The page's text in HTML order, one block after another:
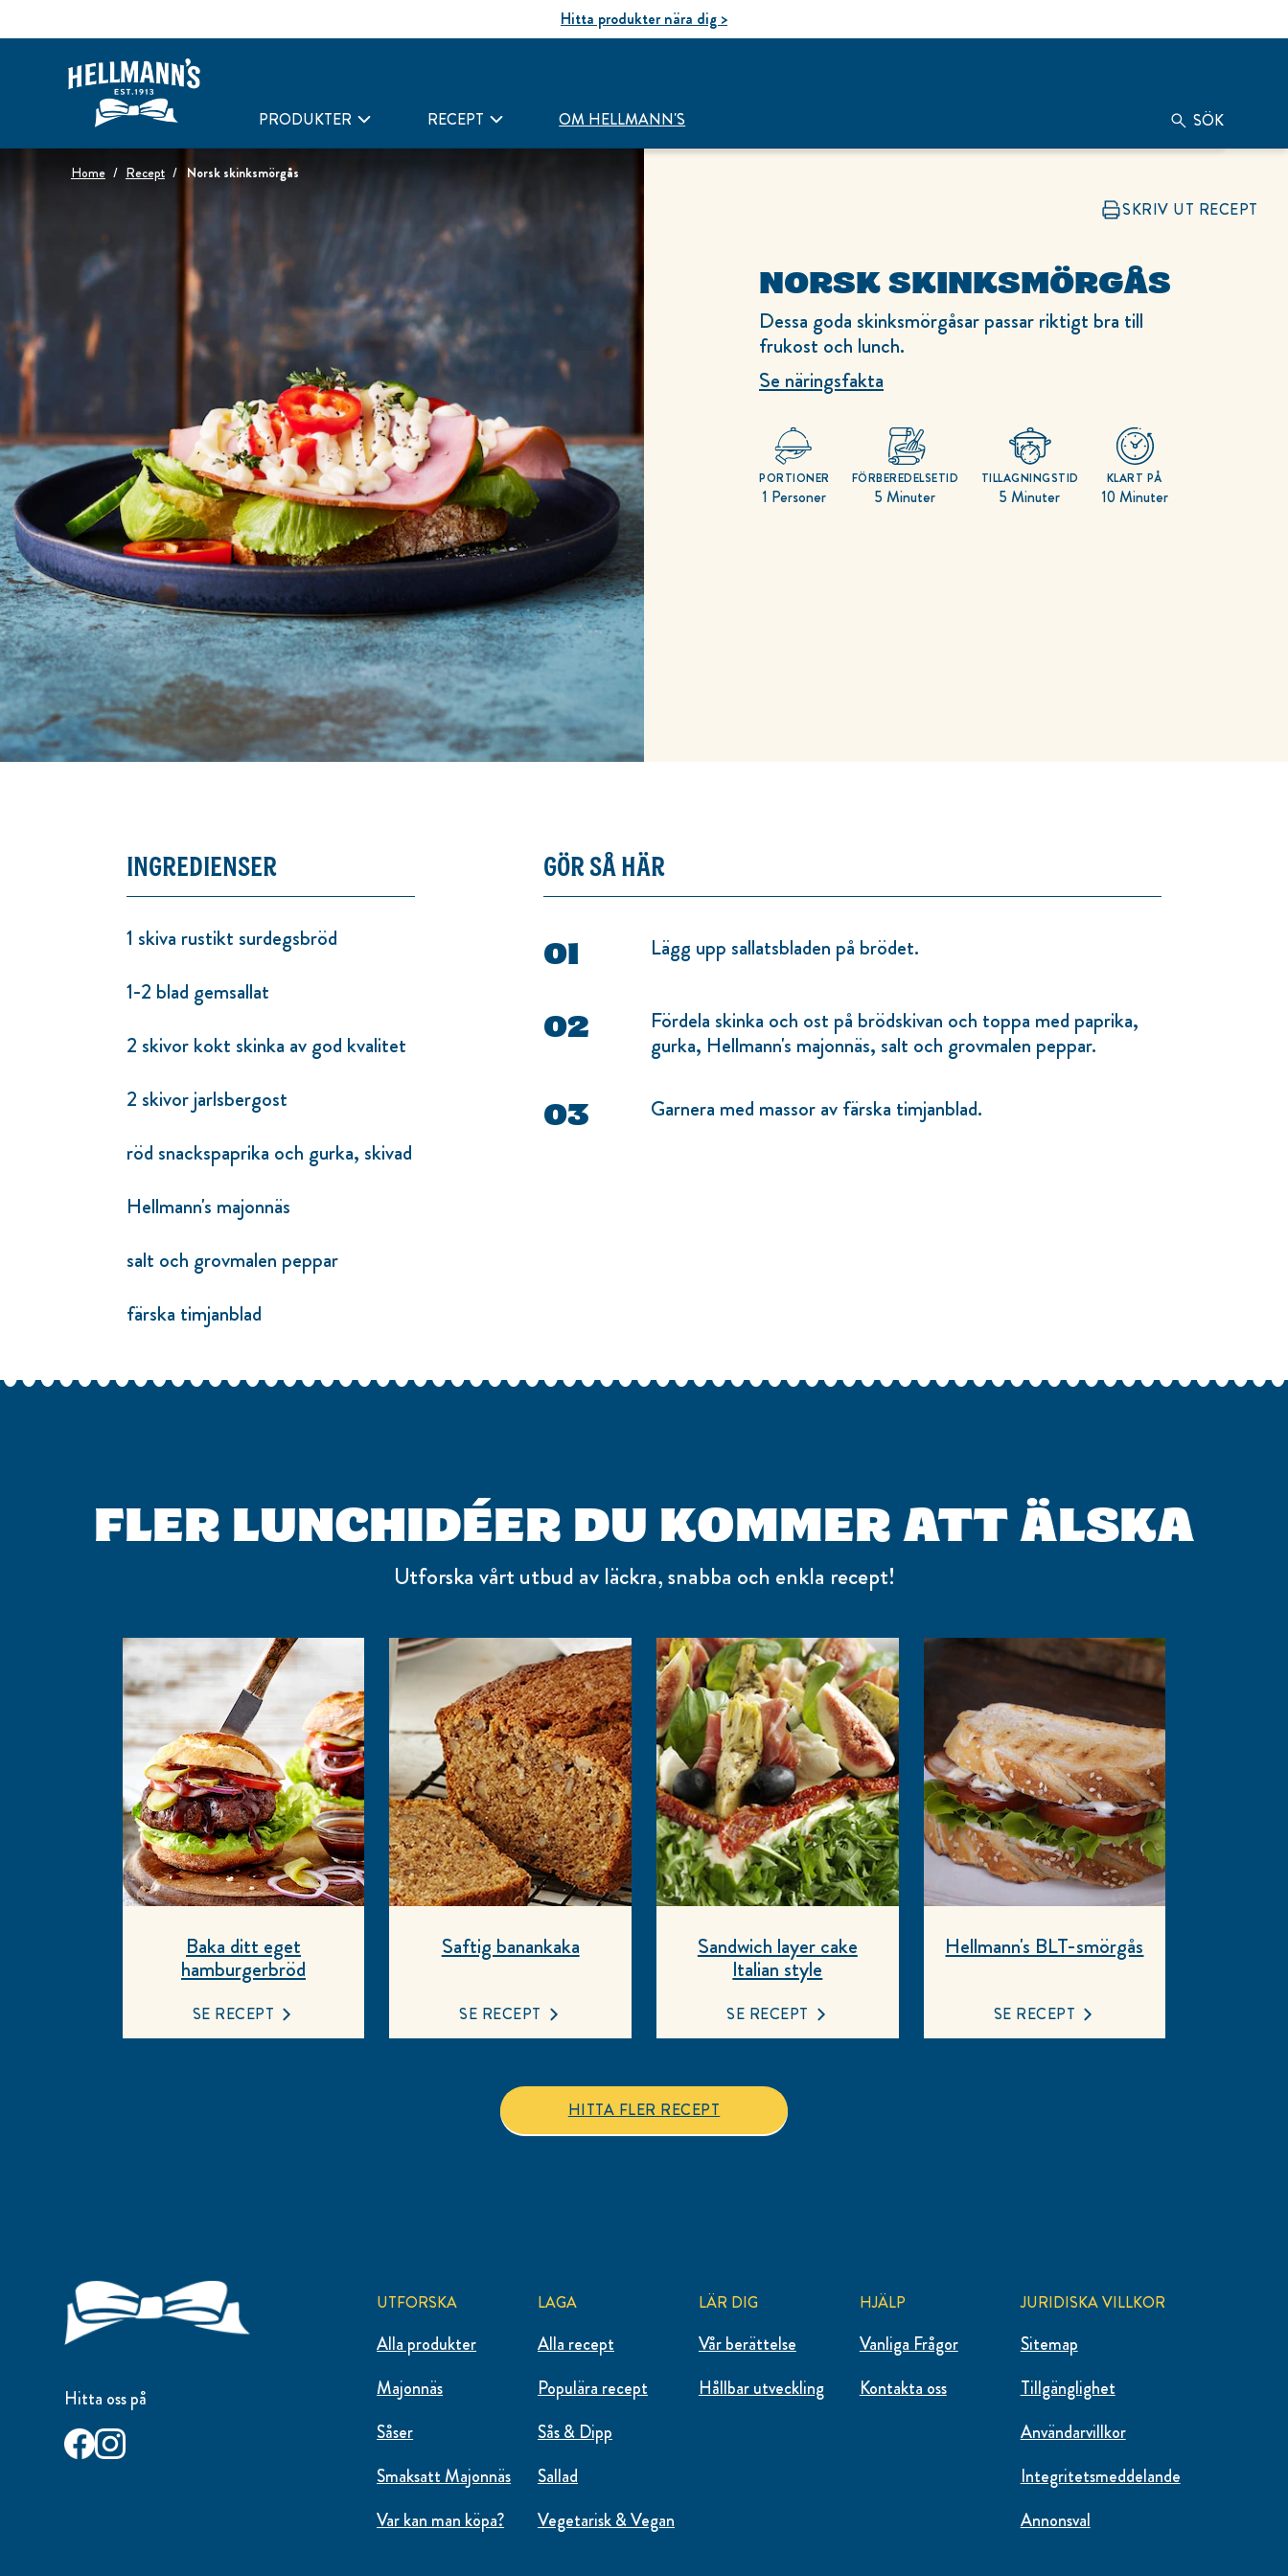
Hitta produkter nära dig >
PRODUKTER RECEPT OM HELLMANN'S SÖK
Home Recept Norsk skinksmörgås
SKRIV UT RECEPT
NORSK SKINKSMÖRGÅS
Dessa goda skinksmörgåsar passar riktigt bra till
frukost och lunch.
Se näringsfakta
1 Personer
PORTIONER
5 Minuter
FÖRBEREDELSETID
5 Minuter
TILLAGNINGSTID
10 Minuter
KLART PÅ
INGREDIENSER
1 skiva rustikt surdegsbröd
1-2 blad gemsallat
2 skivor kokt skinka av god kvalitet
2 skivor jarlsbergost
röd snackspaprika och gurka, skivad
Hellmann's majonnäs
salt och grovmalen peppar
färska timjanblad
GÖR SÅ HÄR
Lägg upp sallatsbladen på brödet.
Fördela skinka och ost på brödskivan och toppa med paprika,
gurka, Hellmann's majonnäs, salt och grovmalen peppar.
Garnera med massor av färska timjanblad.
FLER LUNCHIDÉER DU KOMMER ATT ÄLSKA
Utforska vårt utbud av läckra, snabba och enkla recept!
Baka ditt eget
hamburgerbröd
SE RECEPT
Saftig banankaka
SE RECEPT
Sandwich layer cake
Italian style
SE RECEPT
Hellmann's BLT-smörgås
SE RECEPT
HITTA FLER RECEPT
Hitta oss på
UTFORSKA
Alla produkter
Majonnäs
Såser
Smaksatt Majonnäs
Var kan man köpa?
LAGA
Alla recept
Populära recept
Sås & Dipp
Sallad
Vegetarisk & Vegan
LÄR DIG
Vår berättelse
Hållbar utveckling
HJÄLP
Vanliga Frågor
Kontakta oss
JURIDISKA VILLKOR
Sitemap
Tillgänglighet
Användarvillkor
Integritetsmeddelande
Annonsval